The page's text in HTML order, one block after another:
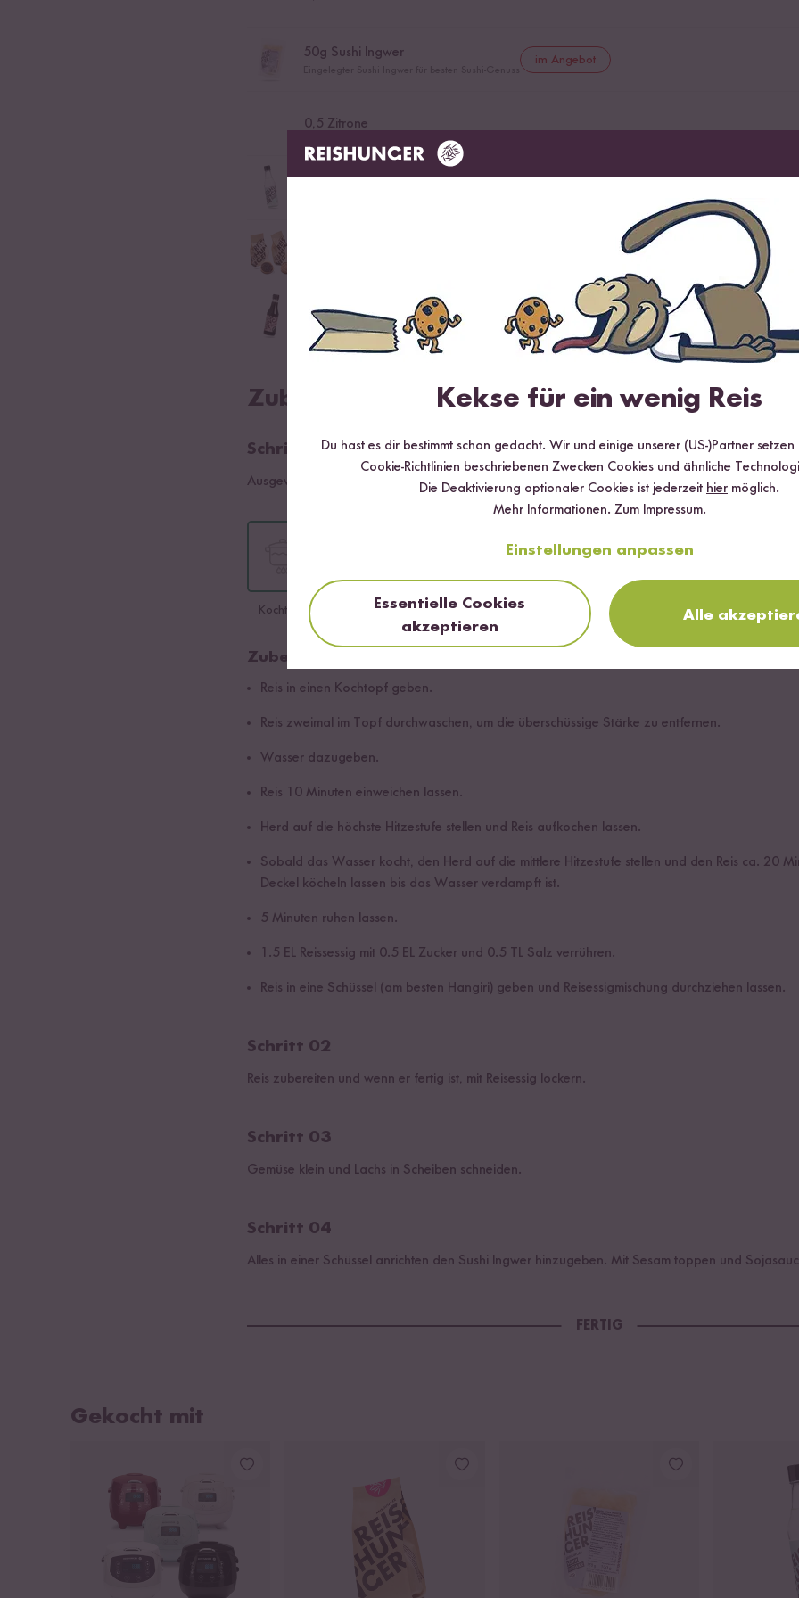
50g Sushi Ingwer im Angebot
0,5 Zitrone
2EL Reisessig
etwas Sojasauce
Sojasauce für das Würzen von Sushi
im Angebot
Zubereitung
Schritt 01
Ausgewählte Sorte:
Kochtopf Reiskocher Mikrowelle
Zubereitung im Kochtopf:
Reis in einen Kochtopf geben.
Reis zweimal im Topf durchwaschen, um die überschüssige Stärke zu entfernen.
Wasser dazugeben.
Reis 10 Minuten einweichen lassen.
Herd auf die höchste Hitzestufe stellen und Reis aufkochen lassen.
Sobald das Wasser kocht, den Herd auf die mittlere Hitzestufe stellen und den Reis ca. 20
Deckel köcheln lassen bis das Wasser verdampft ist.
5 Minuten ruhen lassen.
1.5 EL Reissessig mit 0.5 EL Zucker und 0.5 TL Salz verrühren.
Reis in eine Schüssel (am besten Hangiri) geben und Reisessigmischung durchziehen lassen.
Schritt 02
Reis zubereiten und wenn er fertig ist, mit Reisessig lockern.
Schritt 03
Gemüse klein und Lachs in Scheiben schneiden.
Schritt 04
Alles in einer Schüssel anrichten den Sushi Ingwer hinzugeben. Mit Sesam toppen und
FERTIG
Gekocht mit
Kekse für ein wenig Reis
Du hast es dir bestimmt schon gedacht. Wir und einige unserer (US-)Partner
Cookie-Richtlinien beschriebenen Zwecken Cookies und ähnliche
Die Deaktivierung optionaler Cookies ist jederzeit hier möglich.
Mehr Informationen. Zum Impressum.
Einstellungen anpassen
Essentielle Cookies
akzeptieren
Alle